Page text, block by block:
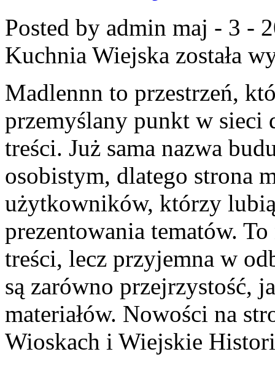
Posted by admin maj - 3 -
Kuchnia Wiejska została
Madlennn to przestrzeń,
przemyślany punkt w sieci
treści. Już sama nazwa
osobistym, dlatego strona
użytkowników, którzy
prezentowania tematów.
treści, lecz przyjemna w
są zarówno przejrzystość,
materiałów. Nowości na
Wioskach i Wiejskie